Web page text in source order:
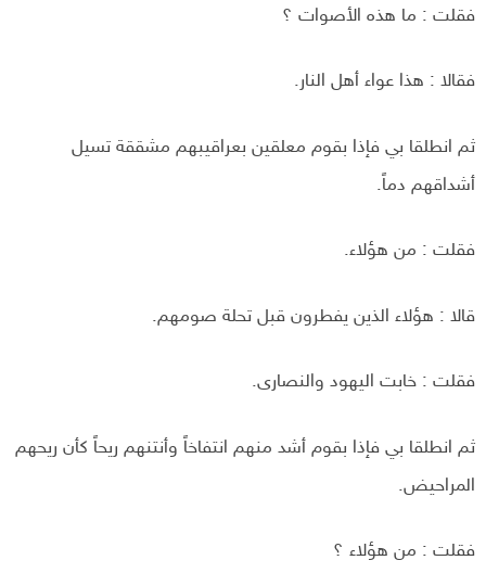
فقلت : ما هذه الأصوات ؟
فقالا : هذا عواء أهل النار.
ثم انطلقا بي فإذا بقوم معلقين بعراقيبهم مشققة تسيل
أشداقهم دماً.
فقلت : من هؤلاء.
قالا : هؤلاء الذين يفطرون قبل تحلة صومهم.
فقلت : خابت اليهود والنصارى.
ثم انطلقا بي فإذا بقوم أشد منهم انتفاخاً وأنتنهم ريحاً كأن ريحهم
المراحيض.
فقلت : من هؤلاء ؟